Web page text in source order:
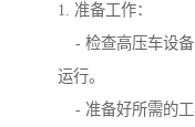
1. 准备工作：
- 检查高压车设备
运行。
- 准备好所需的工